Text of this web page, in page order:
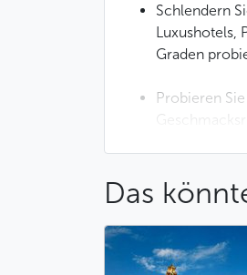
Schlendern
Luxushotels,
Graden
Probieren
einen
Machen Sie
angelegt sind
Das